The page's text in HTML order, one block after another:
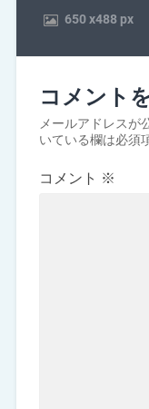
650x488 px
コメント
メールアドレスが
いている欄は必須
コメント ※